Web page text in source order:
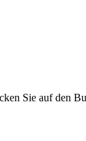
Sie auf den